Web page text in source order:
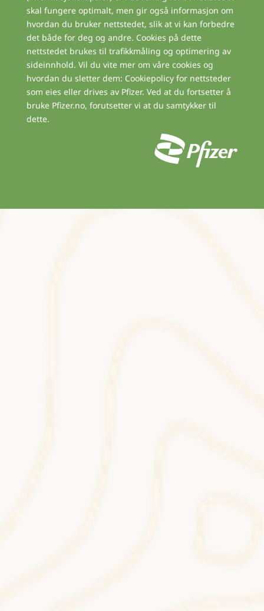
skal fungere optimalt, men gir også informasjon om
hvordan du bruker nettstedet, slik at vi kan forbedre
det både for deg og andre. Cookies på dette
nettstedet brukes til trafikkmåling og optimering av
sideinnhold. Vil du vite mer om våre cookies og
hvordan du sletter dem: Cookiepolicy for nettsteder
som eies eller drives av Pfizer. Ved at du fortsetter å
bruke Pfizer.no, forutsetter vi at du samtykker til
dette.